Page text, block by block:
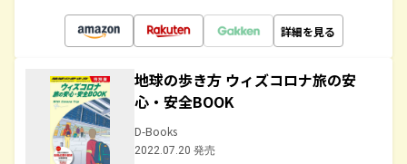
詳細を見る
地球の歩き方 ウィズコロナ旅の安
心・安全BOOK
D-Books
2022.07.20 発売